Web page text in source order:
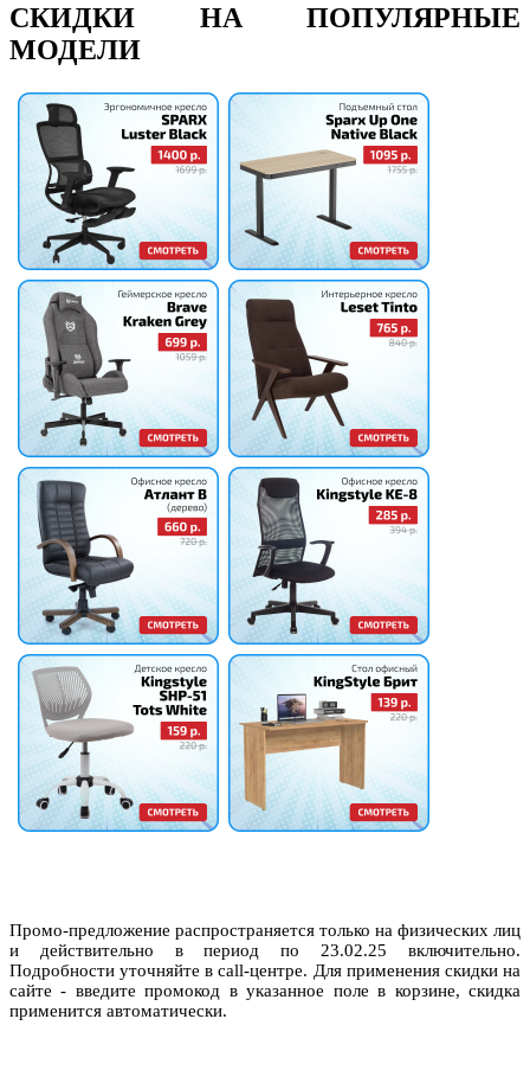
СКИДКИ НА ПОПУЛЯРНЫЕ
МОДЕЛИ
Промо-предложение распространяется только на физических лиц
и действительно в период по 23.02.25 включительно.
Подробности уточняйте в call-центре. Для применения скидки на
сайте - введите промокод в указанное поле в корзине, скидка
применится автоматически.